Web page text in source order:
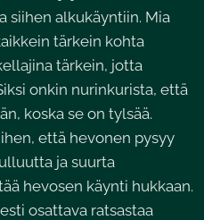
siihen alkukäyntiin. Mia
tärkein kohta
tärkein, jotta
onkin nurinkurista, että
koska se on tylsää.
että hevonen pysyy
ja suurta
hevosen käynti hukkaan.
osattava ratsastaa